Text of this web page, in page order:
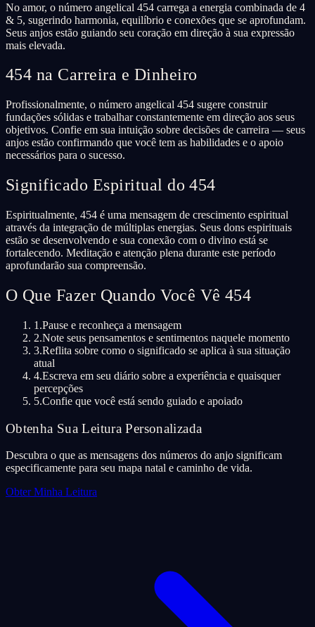
No amor, o número angelical 454 carrega a energia combinada de 4
& 5, sugerindo harmonia, equilíbrio e conexões que se aprofundam.
Seus anjos estão guiando seu coração em direção à sua expressão
mais elevada.
454 na Carreira e Dinheiro
Profissionalmente, o número angelical 454 sugere construir
fundações sólidas e trabalhar constantemente em direção aos seus
objetivos. Confie em sua intuição sobre decisões de carreira — seus
anjos estão confirmando que você tem as habilidades e o apoio
necessários para o sucesso.
Significado Espiritual do 454
Espiritualmente, 454 é uma mensagem de crescimento espiritual
através da integração de múltiplas energias. Seus dons espirituais
estão se desenvolvendo e sua conexão com o divino está se
fortalecendo. Meditação e atenção plena durante este período
aprofundarão sua compreensão.
O Que Fazer Quando Você Vê 454
1.Pause e reconheça a mensagem
2.Note seus pensamentos e sentimentos naquele momento
3.Reflita sobre como o significado se aplica à sua situação
atual
4.Escreva em seu diário sobre a experiência e quaisquer
percepções
5.Confie que você está sendo guiado e apoiado
Obtenha Sua Leitura Personalizada
Descubra o que as mensagens dos números do anjo significam
especificamente para seu mapa natal e caminho de vida.
Obter Minha Leitura